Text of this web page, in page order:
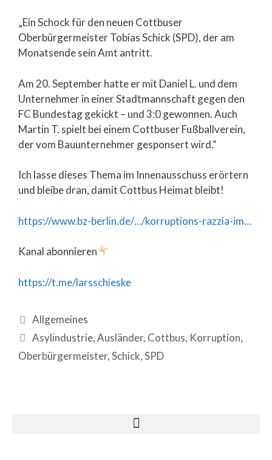
„Ein Schock für den neuen Cottbuser
Oberbürgermeister Tobias Schick (SPD), der am
Monatsende sein Amt antritt.
Am 20. September hatte er mit Daniel L. und dem
Unternehmer in einer Stadtmannschaft gegen den
FC Bundestag gekickt – und 3:0 gewonnen. Auch
Martin T. spielt bei einem Cottbuser Fußballverein,
der vom Bauunternehmer gesponsert wird.“
Ich lasse dieses Thema im Innenausschuss erörtern
und bleibe dran, damit Cottbus Heimat bleibt!
https://www.bz-berlin.de/…/korruptions-razzia-im…
Kanal abonnieren
https://t.me/larsschieske
Allgemeines
Asylindustrie,Ausländer, Cottbus, Korruption,
Oberbürgermeister,Schick,SPD